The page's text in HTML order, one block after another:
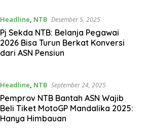
Headline, NTB Desember 5, 2025
Pj Sekda NTB: Belanja Pegawai
2026 Bisa Turun Berkat Konversi
dari ASN Pensiun
Headline, NTB September 24, 2025
Pemprov NTB Bantah ASN Wajib
Beli Tiket MotoGP Mandalika 2025:
Hanya Himbauan